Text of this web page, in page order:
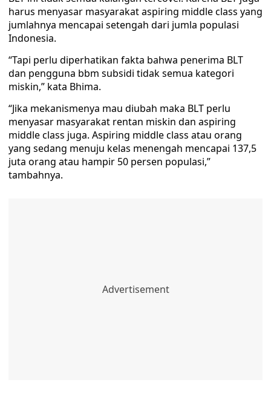
harus menyasar masyarakat aspiring middle class yang
jumlahnya mencapai setengah dari jumla populasi
Indonesia.
“Tapi perlu diperhatikan fakta bahwa penerima BLT
dan pengguna bbm subsidi tidak semua kategori
miskin,” kata Bhima.
“Jika mekanismenya mau diubah maka BLT perlu
menyasar masyarakat rentan miskin dan aspiring
middle class juga. Aspiring middle class atau orang
yang sedang menuju kelas menengah mencapai 137,5
juta orang atau hampir 50 persen populasi,”
tambahnya.